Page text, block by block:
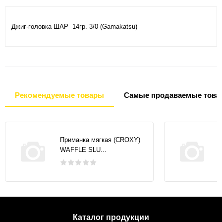
Джиг-головка ШАР 14гр. 3/0 (Gamakatsu)
Рекомендуемые товары Самые продаваемые
Приманка мягкая (CROXY)
WAFFLE SLU...
Каталог продукции